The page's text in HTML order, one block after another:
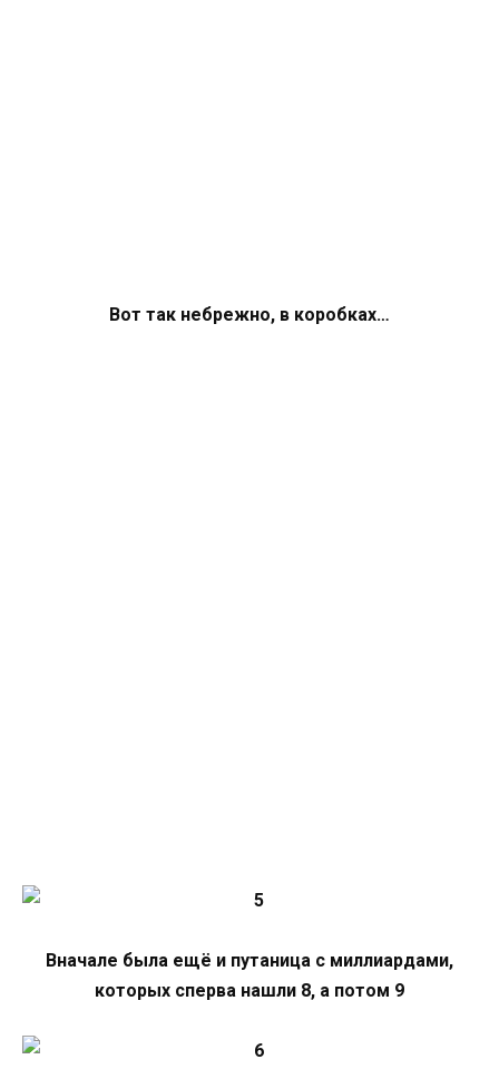
Вот так небрежно, в коробках…
Вначале была ещё и путаница с миллиардами,
которых сперва нашли 8, а потом 9